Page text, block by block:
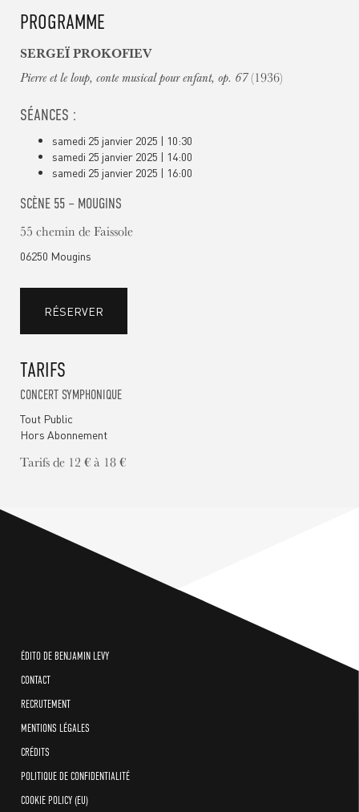
PROGRAMME
SERGEÏ PROKOFIEV
Pierre et le loup, conte musical pour enfant, op. 67(1936)
SÉANCES :
samedi 25 janvier 2025 | 10:30
samedi 25 janvier 2025 | 14:00
samedi 25 janvier 2025 | 16:00
SCÈNE 55 – MOUGINS
55 chemin de Faissole
06250 Mougins
RÉSERVER
TARIFS
CONCERT SYMPHONIQUE
Tout Public
Hors Abonnement
Tarifs de 12 € à 18 €
ÉDITO DE BENJAMIN LEVY
CONTACT
RECRUTEMENT
MENTIONS LÉGALES
CRÉDITS
POLITIQUE DE CONFIDENTIALITÉ
COOKIE POLICY (EU)